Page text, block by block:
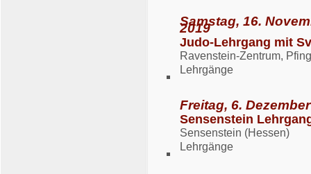
Samstag, 16.
2019
Judo-Lehrgang mit
Ravenstein-Zentrum,
Lehrgänge
Freitag, 6.
Sensenstein
Sensenstein (Hessen)
Lehrgänge